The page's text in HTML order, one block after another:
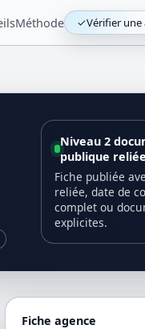
Méthode ✓Vérifier une
Niveau 2
publique reliée
Fiche publiée
reliée, date de
complet ou
explicites.
Fiche agence